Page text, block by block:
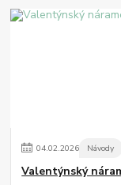
04.02.2026 Návody
Valentýnský